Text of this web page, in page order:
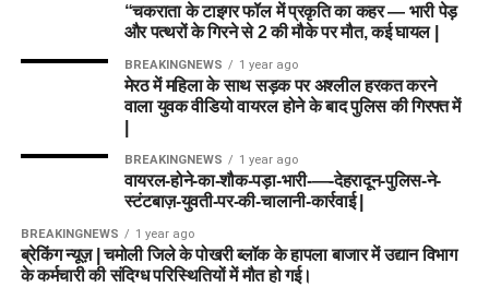
“चकराता के टाइगर फॉल में प्रकृति का कहर — भारी पेड़
और पत्थरों के गिरने से 2 की मौके पर मौत, कई घायल |
BREAKINGNEWS 1 year ago
मेरठ में महिला के साथ सड़क पर अश्लील हरकत करने
वाला युवक वीडियो वायरल होने के बाद पुलिस की गिरफ्त में
BREAKINGNEWS 1 year ago
वायरल-होने-का-शौक-पड़ा-भारी-—-देहरादून-पुलिस-ने-
स्टंटबाज़-युवती-पर-की-चालानी-कार्रवाई |
BREAKINGNEWS 1 year ago
ब्रेकिंग न्यूज़ | चमोली जिले के पोखरी ब्लॉक के हापला बाजार में उद्यान विभाग
के कर्मचारी की संदिग्ध परिस्थितियों में मौत हो गई।